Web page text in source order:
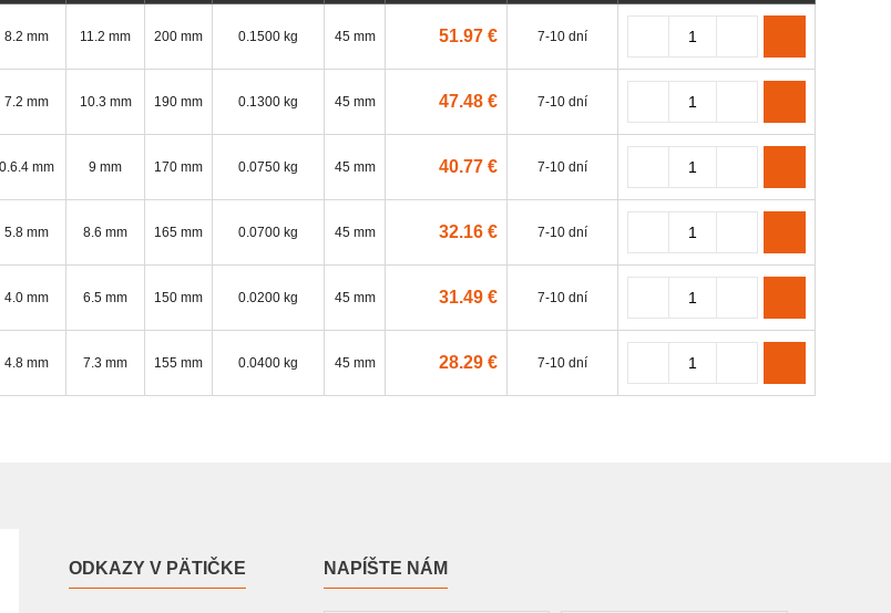
8.2 mm 11.2 mm 200 mm 0.1500 kg 45 mm 51.97 € 7-10 dní
7.2 mm 10.3 mm 190 mm 0.1300 kg 45 mm 47.48 € 7-10 dní
0.6.4 mm 9 mm 170 mm 0.0750 kg 45 mm 40.77 € 7-10 dní
5.8 mm 8.6 mm 165 mm 0.0700 kg 45 mm 32.16 € 7-10 dní
4.0 mm 6.5 mm 150 mm 0.0200 kg 45 mm 31.49 € 7-10 dní
4.8 mm 7.3 mm 155 mm 0.0400 kg 45 mm 28.29 € 7-10 dní
ODKAZY V PÄTIČKE NAPÍŠTE NÁM